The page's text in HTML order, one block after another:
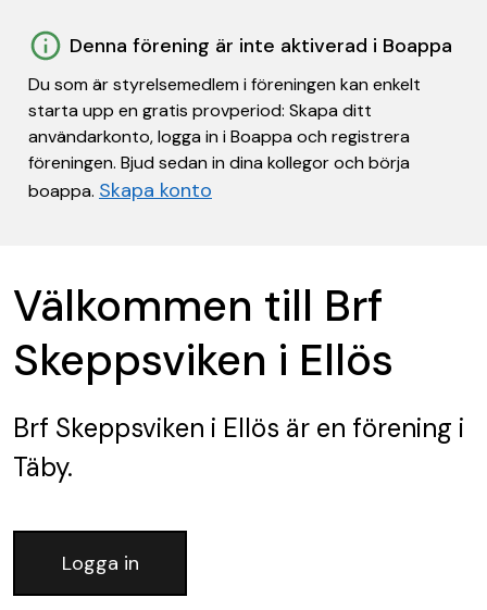
Denna förening är inte aktiverad i Boappa
Du som är styrelsemedlem i föreningen kan enkelt
starta upp en gratis provperiod: Skapa ditt
användarkonto, logga in i Boappa och registrera
föreningen. Bjud sedan in dina kollegor och börja
boappa. Skapa konto
Välkommen till Brf
Skeppsviken i Ellös
Brf Skeppsviken i Ellös är en förening i
Täby.
Logga in